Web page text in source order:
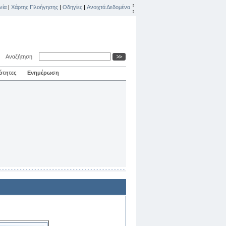
| Χάρτης Πλοήγησης | Οδηγίες | Ανοιχτά Δεδομένα
Αναζήτηση
Ενημέρωση